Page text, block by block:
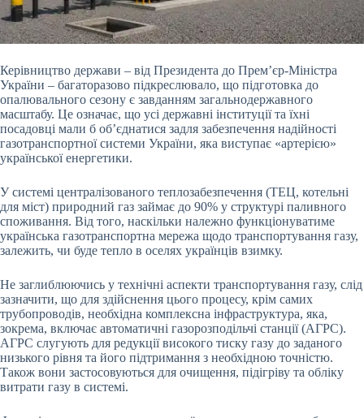
Керівництво держави – від Президента до Прем’єр-Міністра
України – багаторазово підкреслювало, що підготовка до
опалювального сезону є завданням загальнодержавного
масштабу. Це означає, що усі державні інституції та їхні
посадовці мали б об’єднатися задля забезпечення надійності
газотранспортної системи України, яка виступає «артерією»
української енергетики.
У системі централізованого теплозабезпечення (ТЕЦ, котельні
для міст) природний газ займає до 90% у структурі паливного
споживання. Від того, наскільки належно функціонуватиме
українська газотранспортна мережа щодо транспортування газу,
залежить, чи буде тепло в оселях українців взимку.
Не заглиблюючись у технічні аспекти транспортування газу, слід
зазначити, що для здійснення цього процесу, крім самих
трубопроводів, необхідна комплексна інфраструктура, яка,
зокрема, включає автоматичні газорозподільчі станції (АГРС).
АГРС слугують для редукції високого тиску газу до заданого
низького рівня та його підтримання з необхідною точністю.
Також вони застосовуються для очищення, підігріву та обліку
витрати газу в системі.